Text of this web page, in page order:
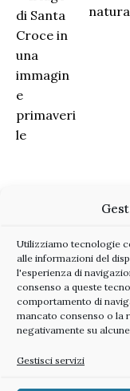
Utilizziamo tecnologie
alle informazioni del
l'esperienza di
consenso a queste
comportamento di
mancato consenso o la
negativamente su
Gestisci servizi